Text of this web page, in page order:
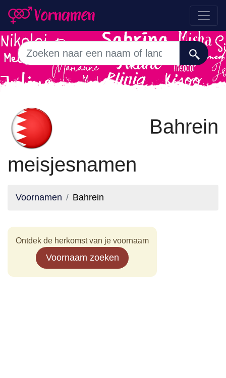
Bahrein
meisjesnamen
Voornamen Bahrein
Ontdek de herkomst van je voornaam
Voornaam zoeken